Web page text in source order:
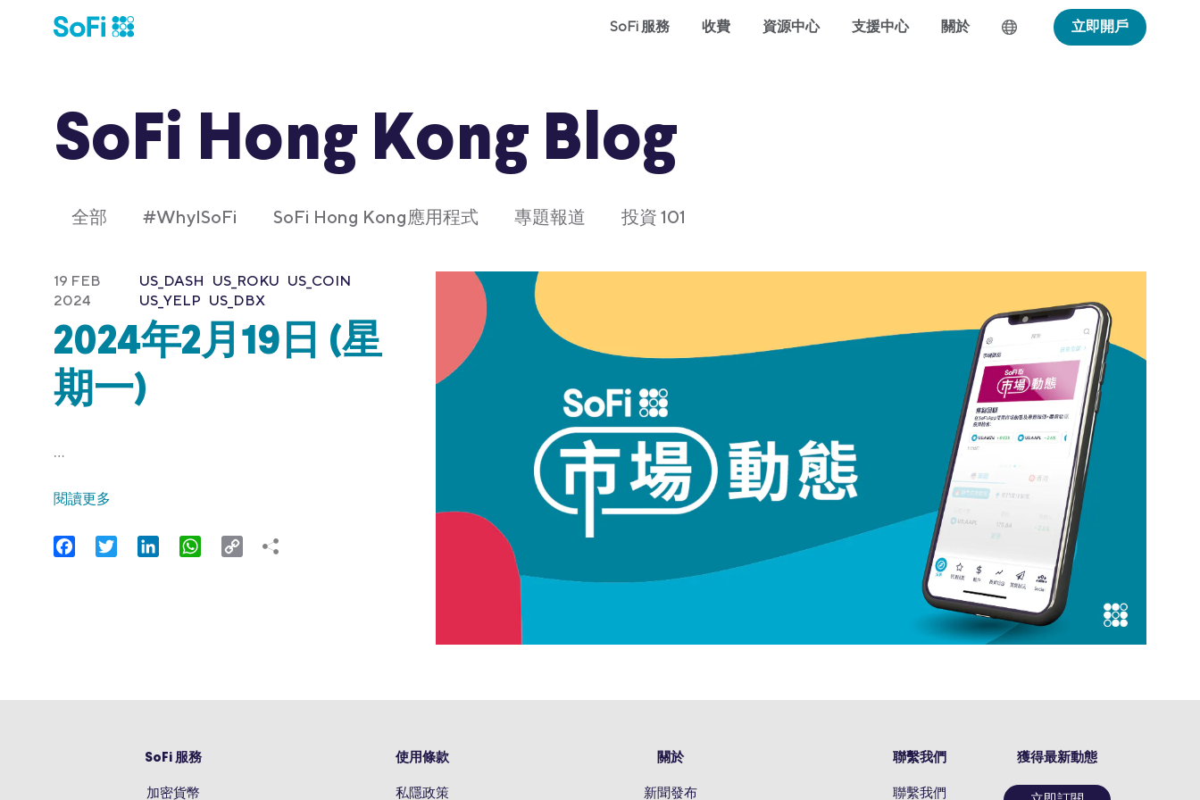
SoFi 服務 收費 資源中心 支援中心 關於 立即開戶
SoFi Hong Kong Blog
全部 #WhyISoFi SoFi Hong Kong應用程式 專題報道 投資 101
19 FEB
2024
US_DASH US_ROKU US_COIN
US_YELP US_DBX
2024年2月19日 (星
期一)
…
閱讀更多
FacebookTwitter LinkedIn WhatsApp
Copy
SoFi 服務
加密貨幣
使用條款
私隱政策
關於
新聞發布
聯繫我們
聯繫我們
獲得最新動態